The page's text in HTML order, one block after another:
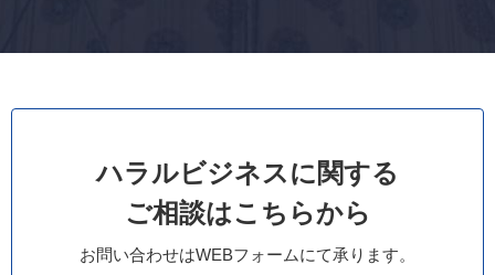
ハラルビジネスに関する
ご相談はこちらから
お問い合わせはWEBフォームにて承ります。